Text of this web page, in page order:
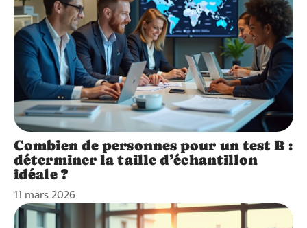
Combien de personnes pour un test B :
déterminer la taille d’échantillon
idéale ?
11 mars 2026